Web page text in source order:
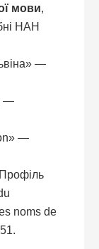
мови,
НАН
—
—
—
noms de